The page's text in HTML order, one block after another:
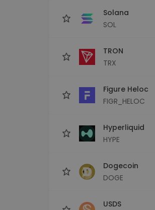
Solana
SOL
TRON
TRX
Figure Heloc
FIGR_HELOC
Hyperliquid
HYPE
Dogecoin
DOGE
USDS